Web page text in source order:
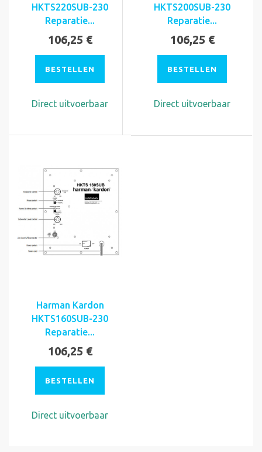
HKTS220SUB-230
Reparatie...
106,25 €
BESTELLEN
Direct uitvoerbaar
HKTS200SUB-230
Reparatie...
106,25 €
BESTELLEN
Direct uitvoerbaar
Harman Kardon
HKTS160SUB-230
Reparatie...
106,25 €
BESTELLEN
Direct uitvoerbaar